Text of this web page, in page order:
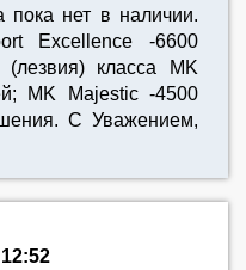
пока нет в наличии.
Excellence -6600
класса MK
MK Majestic -4500
С Уважением,